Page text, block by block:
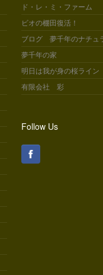
ド・レ・ミ・ファーム
ビオの棚田復活！
ブログ 夢千年のナチュ
夢千年の家
明日は我が身の桜ライン
有限会社 彩
Follow Us